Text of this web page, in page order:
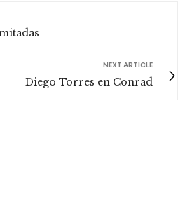
NEXT ARTICLE
Diego Torres en Conrad